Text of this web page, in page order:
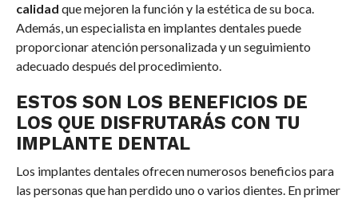
calidad que mejoren la función y la estética de su boca.
Además, un especialista en implantes dentales puede
proporcionar atención personalizada y un seguimiento
adecuado después del procedimiento.
ESTOS SON LOS BENEFICIOS DE
LOS QUE DISFRUTARÁS CON TU
IMPLANTE DENTAL
Los implantes dentales ofrecen numerosos beneficios para
las personas que han perdido uno o varios dientes. En primer